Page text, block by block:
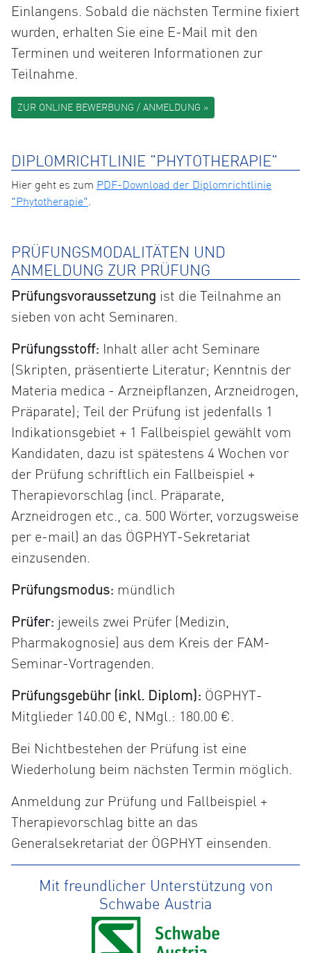
Einlangens. Sobald die nächsten Termine fixiert
wurden, erhalten Sie eine E-Mail mit den
Terminen und weiteren Informationen zur
Teilnahme.
ZUR ONLINE BEWERBUNG / ANMELDUNG »
DIPLOMRICHTLINIE "PHYTOTHERAPIE"
Hier geht es zum PDF-Download der Diplomrichtlinie
"Phytotherapie"
PRÜFUNGSMODALITÄTEN UND
ANMELDUNG ZUR PRÜFUNG
Prüfungsvoraussetzung ist die Teilnahme an
sieben von acht Seminaren.
Prüfungsstoff: Inhalt aller acht Seminare
(Skripten, präsentierte Literatur; Kenntnis der
Materia medica - Arzneipflanzen, Arzneidrogen,
Präparate); Teil der Prüfung ist jedenfalls 1
Indikationsgebiet + 1 Fallbeispiel gewählt vom
Kandidaten, dazu ist spätestens 4 Wochen vor
der Prüfung schriftlich ein Fallbeispiel +
Therapievorschlag (incl. Präparate,
Arzneidrogen etc., ca. 500 Wörter, vorzugsweise
per e-mail) an das ÖGPHYT-Sekretariat
einzusenden.
Prüfungsmodus: mündlich
Prüfer: jeweils zwei Prüfer (Medizin,
Pharmakognosie) aus dem Kreis der FAM-
Seminar-Vortragenden.
Prüfungsgebühr (inkl. Diplom): ÖGPHYT-
Mitglieder 140.00 €, NMgl.: 180.00 €.
Bei Nichtbestehen der Prüfung ist eine
Wiederholung beim nächsten Termin möglich.
Anmeldung zur Prüfung und Fallbeispiel +
Therapievorschlag bitte an das
Generalsekretariat der ÖGPHYT einsenden.
Mit freundlicher Unterstützung von
Schwabe Austria